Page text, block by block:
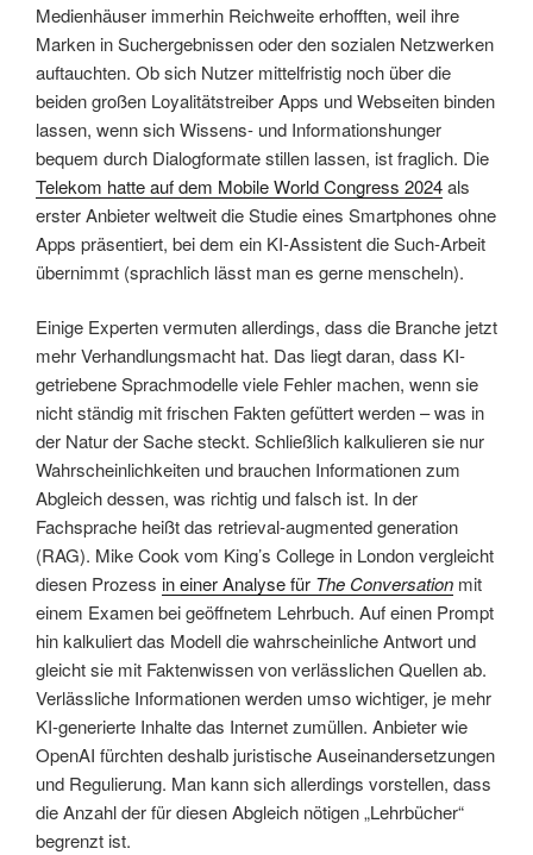
Medienhäuser immerhin Reichweite erhofften, weil ihre
Marken in Suchergebnissen oder den sozialen Netzwerken
auftauchten. Ob sich Nutzer mittelfristig noch über die
beiden großen Loyalitätstreiber Apps und Webseiten binden
lassen, wenn sich Wissens- und Informationshunger
bequem durch Dialogformate stillen lassen, ist fraglich. Die
Telekom hatte auf dem Mobile World Congress 2024als
erster Anbieter weltweit die Studie eines Smartphones ohne
Apps präsentiert, bei dem ein KI-Assistent die Such-Arbeit
übernimmt (sprachlich lässt man es gerne menscheln).
Einige Experten vermuten allerdings, dass die Branche jetzt
mehr Verhandlungsmacht hat. Das liegt daran, dass KI-
getriebene Sprachmodelle viele Fehler machen, wenn sie
nicht ständig mit frischen Fakten gefüttert werden – was in
der Natur der Sache steckt. Schließlich kalkulieren sie nur
Wahrscheinlichkeiten und brauchen Informationen zum
Abgleich dessen, was richtig und falsch ist. In der
Fachsprache heißt das retrieval-augmented generation
(RAG). Mike Cook vom King’s College in London vergleicht
diesen Prozess in einer Analyse für The Conversation mit
einem Examen bei geöffnetem Lehrbuch. Auf einen Prompt
hin kalkuliert das Modell die wahrscheinliche Antwort und
gleicht sie mit Faktenwissen von verlässlichen Quellen ab.
Verlässliche Informationen werden umso wichtiger, je mehr
KI-generierte Inhalte das Internet zumüllen. Anbieter wie
OpenAI fürchten deshalb juristische Auseinandersetzungen
und Regulierung. Man kann sich allerdings vorstellen, dass
die Anzahl der für diesen Abgleich nötigen „Lehrbücher“
begrenzt ist.